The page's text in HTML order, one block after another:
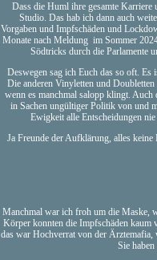
Dass die Huml ihre gesamte
Studio. Das hab ich dann auch
Vorgaben und Impfschäden und
Monate nach Meldung im Sommer
Södtricks durch die Parlamente
Deswegen sag ich Euch das so oft. Es
Die anderen Vinyletten und
wenn es manchmal salopp klingt.
in Sachen ungültiger Politik von und
Ewigkeit alle Entscheidungen
Ja Freunde der Aufklärung, alles
Manchmal war ich froh um die Maske,
Körper konnten die Impfschäden kaum
das war Hochverrat von der Ärztemafia,
Sie